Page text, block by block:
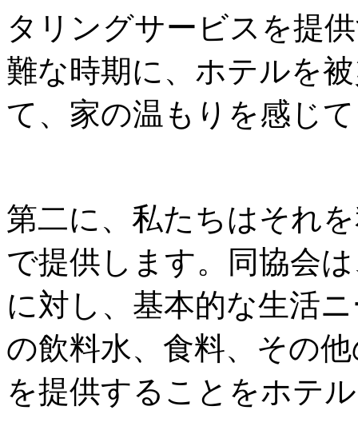
タリングサービスを提
難な時期に、ホテルを
て、家の温もりを感じ
第二に、私たちはそれ
で提供します。同協会
に対し、基本的な生活
の飲料水、食料、その
を提供することをホテ